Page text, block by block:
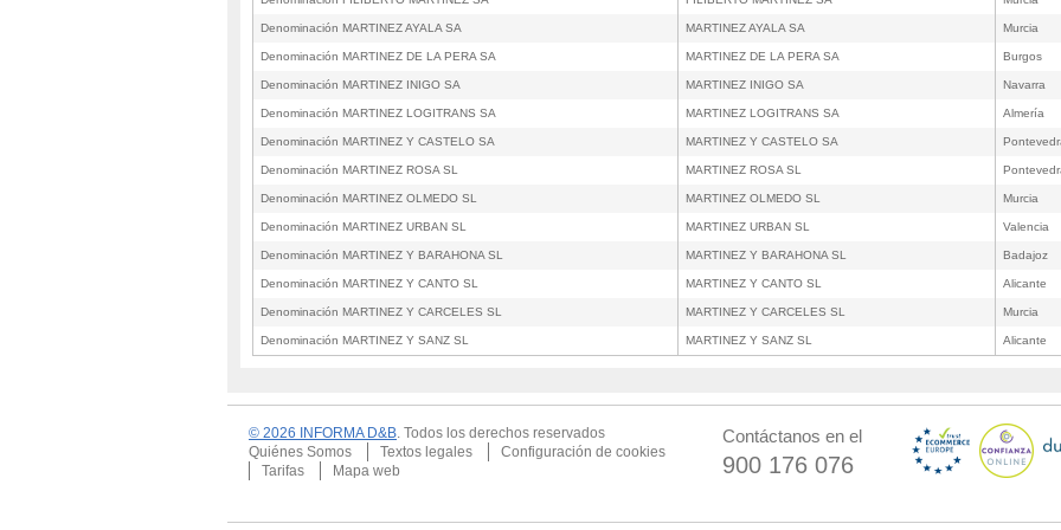
Denominación MARTINEZ AYALA SA MARTINEZ AYALA SA Murcia
Denominación MARTINEZ DE LA PERA SA MARTINEZ DE LA PERA SA Burgos
Denominación MARTINEZ INIGO SA MARTINEZ INIGO SA Navarra
Denominación MARTINEZ LOGITRANS SA MARTINEZ LOGITRANS SA Almería
Denominación MARTINEZ Y CASTELO SA MARTINEZ Y CASTELO SA
Denominación MARTINEZ ROSA SL MARTINEZ ROSA SL
Denominación MARTINEZ OLMEDO SL MARTINEZ OLMEDO SL Murcia
Denominación MARTINEZ URBAN SL MARTINEZ URBAN SL Valencia
Denominación MARTINEZ Y BARAHONA SL MARTINEZ Y BARAHONA SL Badajoz
Denominación MARTINEZ Y CANTO SL MARTINEZ Y CANTO SL Alicante
Denominación MARTINEZ Y CARCELES SL MARTINEZ Y CARCELES SL Murcia
Denominación MARTINEZ Y SANZ SL MARTINEZ Y SANZ SL Alicante
© 2026 INFORMA D&B. Todos los derechos reservados
Quiénes Somos
Textos legales
Configuración de cookies
Tarifas
Mapa web
Contáctanos en el
900 176 076